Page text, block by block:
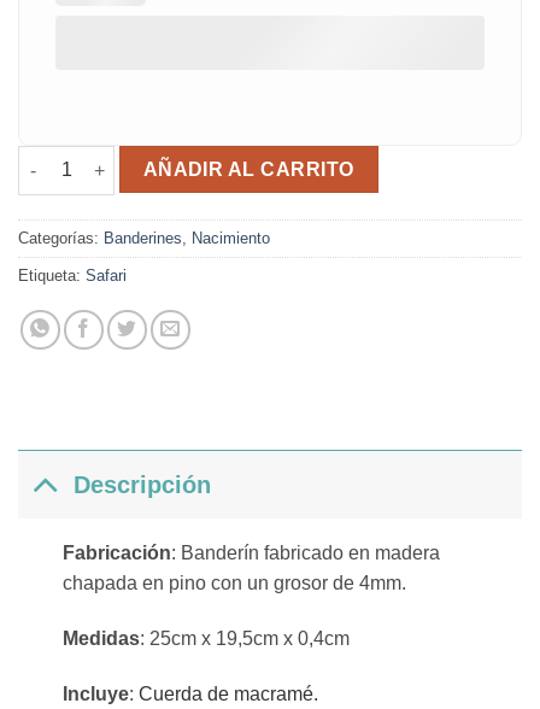
Banderín natalicio safari cantidad
AÑADIR AL CARRITO
Categorías: Banderines, Nacimiento
Etiqueta: Safari
Descripción
Fabricación: Banderín fabricado en madera
chapada en pino con un grosor de 4mm.
Medidas: 25cm x 19,5cm x 0,4cm
Incluye: Cuerda de macramé.